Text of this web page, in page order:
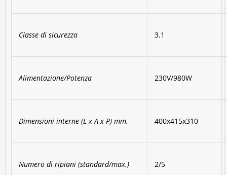
Classe di sicurezza 3.1
Alimentazione/Potenza 230V/980W
Dimensioni interne (L x A x P) mm. 400x415x310
Numero di ripiani (standard/max.) 2/5